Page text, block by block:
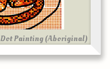
Dot Painting (Aboriginal)